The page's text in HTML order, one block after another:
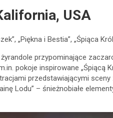
USA
„Piękna i Bestia”, „Śpiąca
przypominające
pokoje inspirowane „Śpiącą
przedstawiającymi sceny
Lodu” – śnieżnobiałe